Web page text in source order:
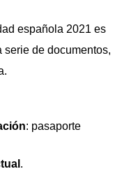
española 2021 es
serie de documentos,
: pasaporte
.